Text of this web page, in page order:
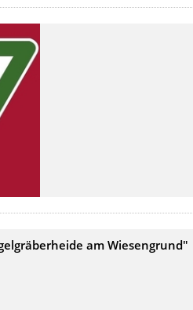
am Wiesengrund"